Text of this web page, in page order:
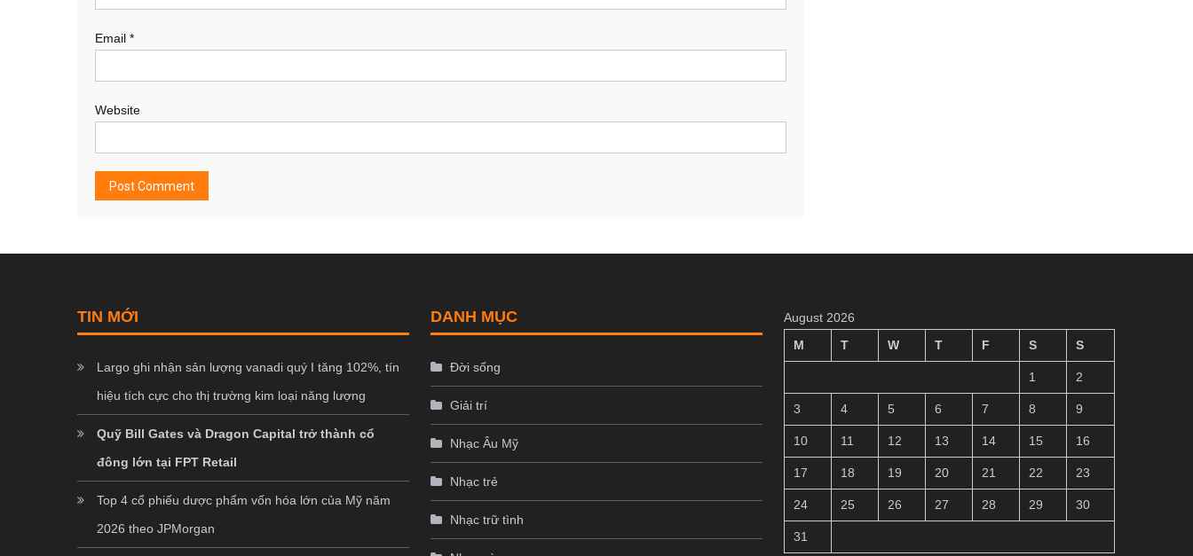
Email *
Website
TIN MỚI
Largo ghi nhận sản lượng vanadi quý I tăng 102%, tín
hiệu tích cực cho thị trường kim loại năng lượng
Quỹ Bill Gates và Dragon Capital trở thành cổ
đông lớn tại FPT Retail
Top 4 cổ phiếu dược phẩm vốn hóa lớn của Mỹ năm
2026 theo JPMorgan
DANH MỤC
Đời sống
Giải trí
Nhạc Âu Mỹ
Nhạc trẻ
Nhạc trữ tình
August 2026
M
T W T F S S
1 2
3 4 5 6 7 8 9
10 11 12 13 14 15 16
17 18 19 20 21 22 23
24 25 26 27 28 29 30
31